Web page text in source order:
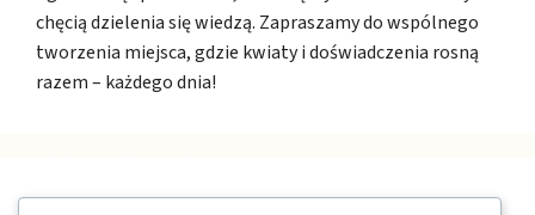
chęcią dzielenia się wiedzą. Zapraszamy do wspólnego
tworzenia miejsca, gdzie kwiaty i doświadczenia rosną
razem – każdego dnia!